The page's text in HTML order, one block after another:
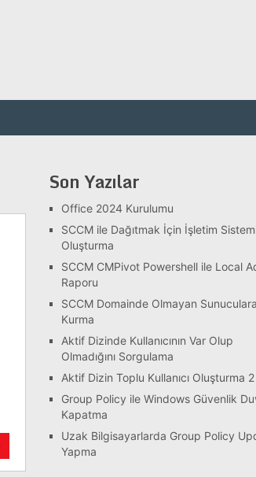
Son Yazılar
Office 2024 Kurulumu
SCCM ile Dağıtmak İçin İşletim
Oluşturma
SCCM CMPivot Powershell ile Local
Raporu
SCCM Domainde Olmayan
Kurma
Aktif Dizinde Kullanıcının Var Olup
Olmadığını Sorgulama
Aktif Dizin Toplu Kullanıcı Oluşturma 2
Group Policy ile Windows Güvenlik
Kapatma
Uzak Bilgisayarlarda Group Policy
Yapma